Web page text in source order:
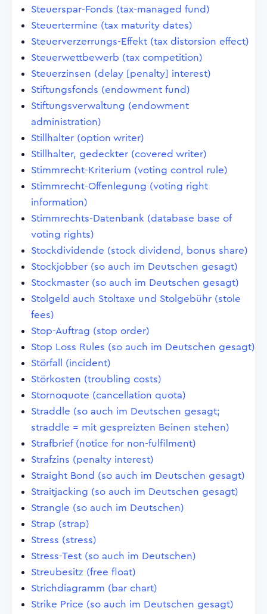
Steuerspar-Fonds (tax-managed fund)
Steuertermine (tax maturity dates)
Steuerverzerrungs-Effekt (tax distorsion effect)
Steuerwettbewerb (tax competition)
Steuerzinsen (delay [penalty] interest)
Stiftungsfonds (endowment fund)
Stiftungsverwaltung (endowment
administration)
Stillhalter (option writer)
Stillhalter, gedeckter (covered writer)
Stimmrecht-Kriterium (voting control rule)
Stimmrecht-Offenlegung (voting right
information)
Stimmrechts-Datenbank (database base of
voting rights)
Stockdividende (stock dividend, bonus share)
Stockjobber (so auch im Deutschen gesagt)
Stockmaster (so auch im Deutschen gesagt)
Stolgeld auch Stoltaxe und Stolgebühr (stole
fees)
Stop-Auftrag (stop order)
Stop Loss Rules (so auch im Deutschen gesagt)
Störfall (incident)
Störkosten (troubling costs)
Stornoquote (cancellation quota)
Straddle (so auch im Deutschen gesagt;
straddle = mit gespreizten Beinen stehen)
Strafbrief (notice for non-fulfilment)
Strafzins (penalty interest)
Straight Bond (so auch im Deutschen gesagt)
Straitjacking (so auch im Deutschen gesagt)
Strangle (so auch im Deutschen)
Strap (strap)
Stress (stress)
Stress-Test (so auch im Deutschen)
Streubesitz (free float)
Strichdiagramm (bar chart)
Strike Price (so auch im Deutschen gesagt)